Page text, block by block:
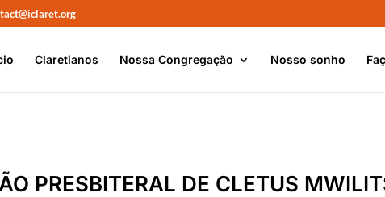
Claretianos Nossa Congregação Nosso sonho
PRESBITERAL DE CLETUS